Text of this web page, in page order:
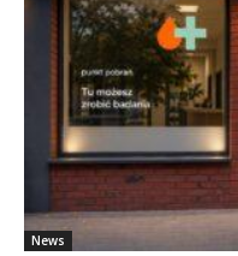
News